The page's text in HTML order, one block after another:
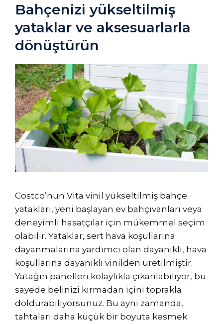
Bahçenizi yükseltilmiş
yataklar ve aksesuarlarla
dönüştürün
Costco’nun Vita vinil yükseltilmiş bahçe
yatakları, yeni başlayan ev bahçıvanları veya
deneyimli hasatçılar için mükemmel seçim
olabilir. Yataklar, sert hava koşullarına
dayanmalarına yardımcı olan dayanıklı, hava
koşullarına dayanıklı vinilden üretilmiştir.
Yatağın panelleri kolaylıkla çıkarılabiliyor, bu
sayede belinizi kırmadan içini toprakla
doldurabiliyorsunuz. Bu aynı zamanda,
tahtaları daha küçük bir boyuta kesmek